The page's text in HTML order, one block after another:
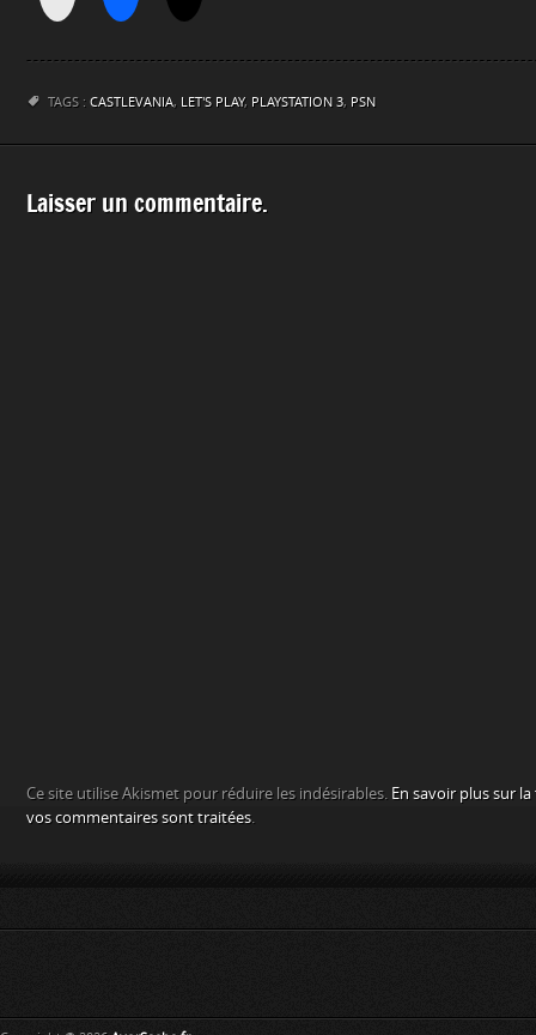
TAGS : CASTLEVANIA, LET'S PLAY, PLAYSTATION 3, PSN
Laisser un commentaire.
Ce site utilise Akismet pour réduire les indésirables. En savoir plus sur
vos commentaires sont traitées.